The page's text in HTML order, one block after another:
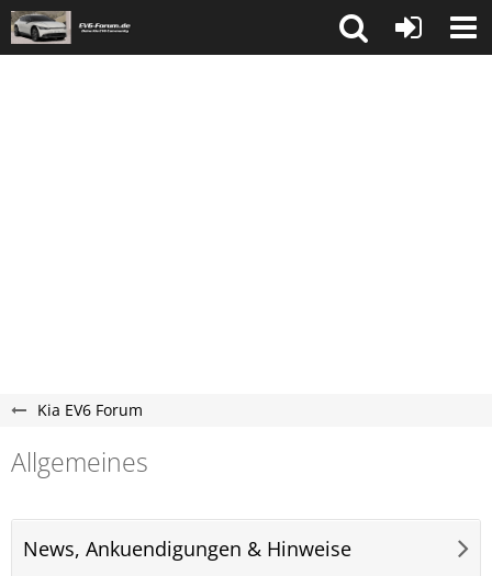
Kia EV6 Forum
Allgemeines
News, Ankuendigungen & Hinweise